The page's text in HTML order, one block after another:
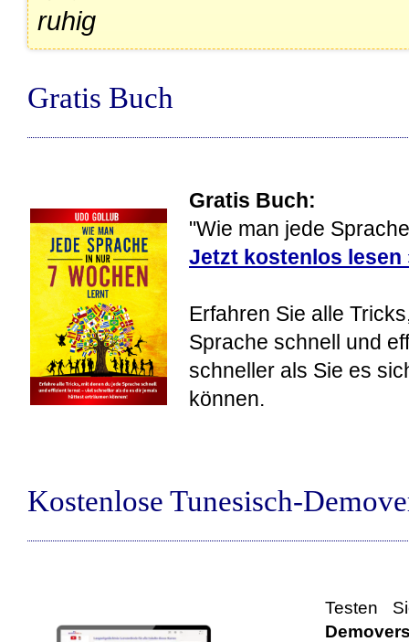
ruhig
Gratis Buch
Gratis Buch:
"Wie man jede
Jetzt kostenlos lesen
Erfahren Sie alle
Sprache schnell und
schneller als Sie es
können.
Kostenlose Tunesisch-
Testen